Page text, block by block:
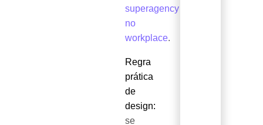
superagency
no
workplace.
Regra
prática
de
design:
se